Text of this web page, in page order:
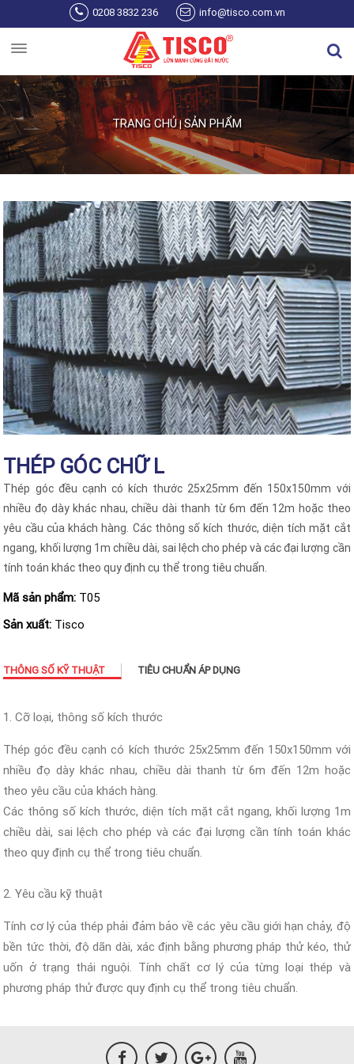
Nhảy đến nội dung 0208 3832 236 info@tisco.com.vn
Bạn đang ở đây
TRANG CHỦ|SẢN PHẨM
THÉP GÓC CHỮ L
Thép góc đều cạnh có kích thước 25x25mm đến 150x150mm với
nhiều đọ dày khác nhau, chiều dài thanh từ 6m đến 12m hoặc theo
yêu cầu của khách hàng. Các thông số kích thước, diện tích mặt cắt
ngang, khối lượng 1m chiều dài, sai lệch cho phép và các đại lượng cần
tính toán khác theo quy định cụ thể trong tiêu chuẩn.
Mã sản phẩm: T05
Sản xuất: Tisco
THÔNG SỐ KỸ THUẬT TIÊU CHUẨN ÁP DỤNG
1. Cỡ loại, thông số kích thước
Thép góc đều cạnh có kích thước 25x25mm đến 150x150mm với
nhiều đọ dày khác nhau, chiều dài thanh từ 6m đến 12m hoặc
theo yêu cầu của khách hàng.
Các thông số kích thước, diện tích mặt cắt ngang, khối lượng 1m
chiều dài, sai lệch cho phép và các đại lượng cần tính toán khác
theo quy định cụ thể trong tiêu chuẩn.
2. Yêu cầu kỹ thuật
Tính cơ lý của thép phải đảm bảo về các yêu cầu giới hạn chảy, độ
bền tức thời, độ dãn dài, xác định bằng phương pháp thử kéo, thử
uốn ở trạng thái nguội. Tính chất cơ lý của từng loại thép và
phương pháp thử được quy định cụ thể trong tiêu chuẩn.